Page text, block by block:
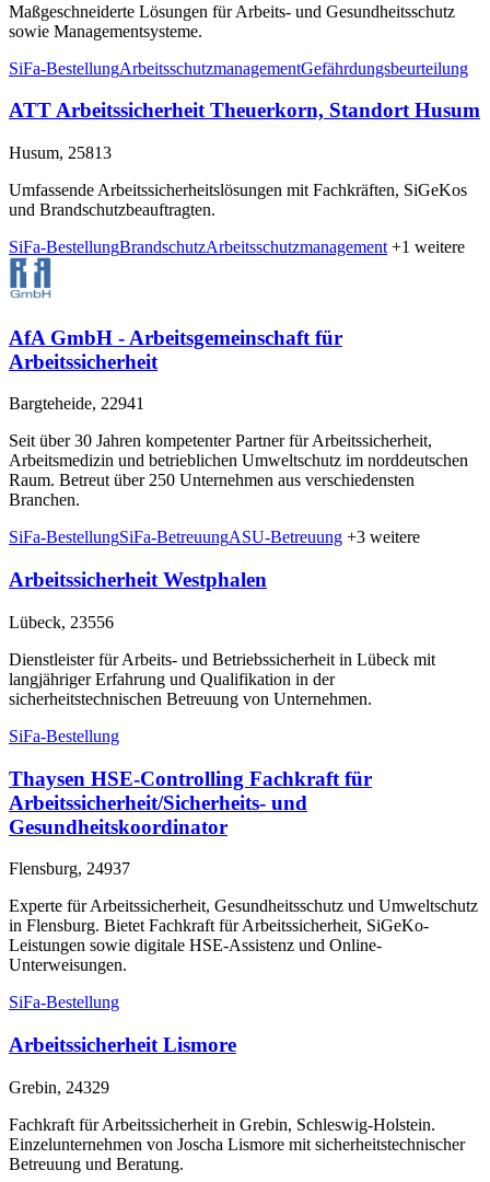
Maßgeschneiderte Lösungen für Arbeits- und Gesundheitsschutz
sowie Managementsysteme.
SiFa-BestellungArbeitsschutzmanagementGefährdungsbeurteilung
ATT Arbeitssicherheit Theuerkorn, Standort Husum
Husum, 25813
Umfassende Arbeitssicherheitslösungen mit Fachkräften, SiGeKos
und Brandschutzbeauftragten.
SiFa-BestellungBrandschutzArbeitsschutzmanagement +1 weitere
AfA GmbH - Arbeitsgemeinschaft für
Arbeitssicherheit
Bargteheide, 22941
Seit über 30 Jahren kompetenter Partner für Arbeitssicherheit,
Arbeitsmedizin und betrieblichen Umweltschutz im norddeutschen
Raum. Betreut über 250 Unternehmen aus verschiedensten
Branchen.
SiFa-BestellungSiFa-BetreuungASU-Betreuung +3 weitere
Arbeitssicherheit Westphalen
Lübeck, 23556
Dienstleister für Arbeits- und Betriebssicherheit in Lübeck mit
langjähriger Erfahrung und Qualifikation in der
sicherheitstechnischen Betreuung von Unternehmen.
SiFa-Bestellung
Thaysen HSE-Controlling Fachkraft für
Arbeitssicherheit/Sicherheits- und
Gesundheitskoordinator
Flensburg, 24937
Experte für Arbeitssicherheit, Gesundheitsschutz und Umweltschutz
in Flensburg. Bietet Fachkraft für Arbeitssicherheit, SiGeKo-
Leistungen sowie digitale HSE-Assistenz und Online-
Unterweisungen.
SiFa-Bestellung
Arbeitssicherheit Lismore
Grebin, 24329
Fachkraft für Arbeitssicherheit in Grebin, Schleswig-Holstein.
Einzelunternehmen von Joscha Lismore mit sicherheitstechnischer
Betreuung und Beratung.